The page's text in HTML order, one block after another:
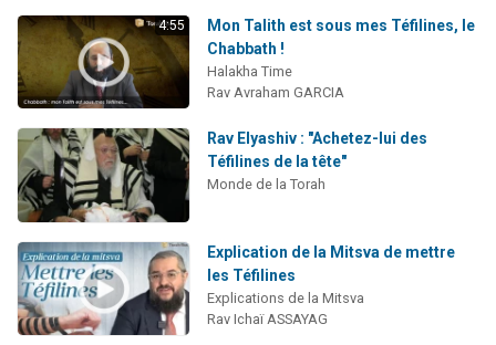
4:55
Mon Talith est sous mes Téfilines, le
Chabbath !
Halakha Time
Rav Avraham GARCIA
Rav Elyashiv : "Achetez-lui des
Téfilines de la tête"
Monde de la Torah
Explication de la Mitsva de mettre
les Téfilines
Explications de la Mitsva
Rav Ichaï ASSAYAG